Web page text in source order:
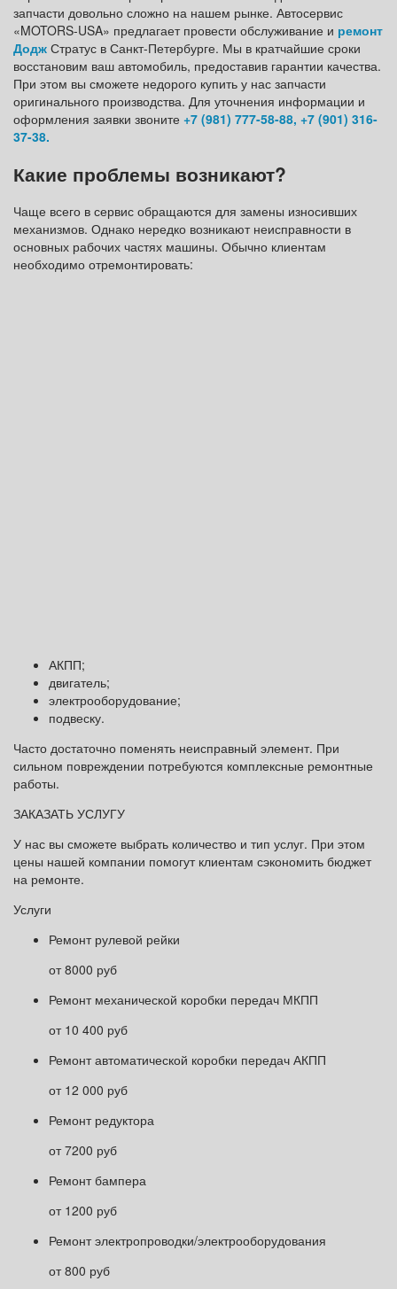
запчасти довольно сложно на нашем рынке. Автосервис
«MOTORS-USA» предлагает провести обслуживание и ремонт
Додж Стратус в Санкт-Петербурге. Мы в кратчайшие сроки
восстановим ваш автомобиль, предоставив гарантии качества.
При этом вы сможете недорого купить у нас запчасти
оригинального производства. Для уточнения информации и
оформления заявки звоните +7 (981) 777-58-88, +7 (901) 316-
37-38.
Какие проблемы возникают?
Чаще всего в сервис обращаются для замены износивших
механизмов. Однако нередко возникают неисправности в
основных рабочих частях машины. Обычно клиентам
необходимо отремонтировать:
АКПП;
двигатель;
электрооборудование;
подвеску.
Часто достаточно поменять неисправный элемент. При
сильном повреждении потребуются комплексные ремонтные
работы.
ЗАКАЗАТЬ УСЛУГУ
У нас вы сможете выбрать количество и тип услуг. При этом
цены нашей компании помогут клиентам сэкономить бюджет
на ремонте.
Услуги
Ремонт рулевой рейки
от 8000 руб
Ремонт механической коробки передач МКПП
от 10 400 руб
Ремонт автоматической коробки передач АКПП
от 12 000 руб
Ремонт редуктора
от 7200 руб
Ремонт бампера
от 1200 руб
Ремонт электропроводки/электрооборудования
от 800 руб